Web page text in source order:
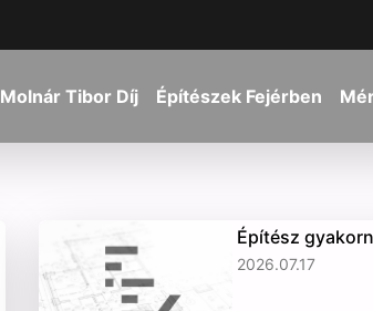
Molnár Tibor Díj Építészek Fejérben
Építész
2026.07.17